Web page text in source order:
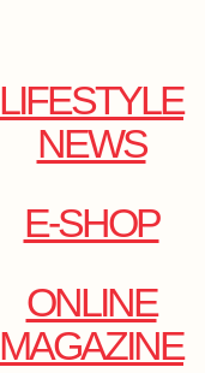
LIFESTYLE
NEWS
E-SHOP
ONLINE
MAGAZINE